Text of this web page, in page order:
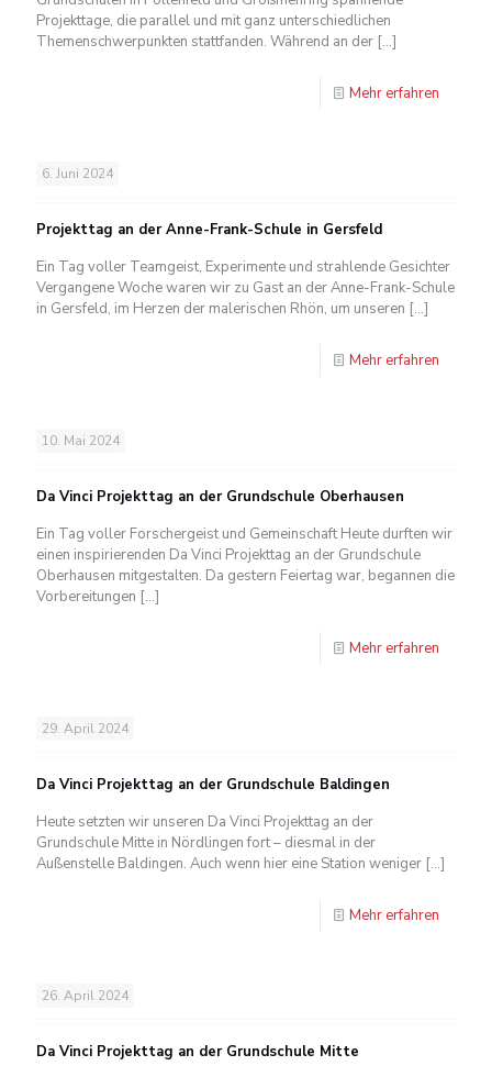
Projekttage, die parallel und mit ganz unterschiedlichen
Themenschwerpunkten stattfanden. Während an der […]
Mehr erfahren
6. Juni 2024
Projekttag an der Anne-Frank-Schule in Gersfeld
Ein Tag voller Teamgeist, Experimente und strahlende Gesichter
Vergangene Woche waren wir zu Gast an der Anne-Frank-Schule
in Gersfeld, im Herzen der malerischen Rhön, um unseren […]
Mehr erfahren
10. Mai 2024
Da Vinci Projekttag an der Grundschule Oberhausen
Ein Tag voller Forschergeist und Gemeinschaft Heute durften wir
einen inspirierenden Da Vinci Projekttag an der Grundschule
Oberhausen mitgestalten. Da gestern Feiertag war, begannen die
Vorbereitungen […]
Mehr erfahren
29. April 2024
Da Vinci Projekttag an der Grundschule Baldingen
Heute setzten wir unseren Da Vinci Projekttag an der
Grundschule Mitte in Nördlingen fort – diesmal in der
Außenstelle Baldingen. Auch wenn hier eine Station weniger […]
Mehr erfahren
26. April 2024
Da Vinci Projekttag an der Grundschule Mitte